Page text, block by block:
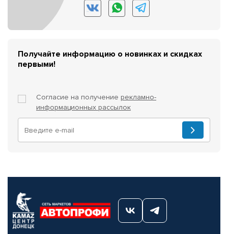
Получайте информацию о новинках и скидках
первыми!
Согласие на получение рекламно-
информационных рассылок